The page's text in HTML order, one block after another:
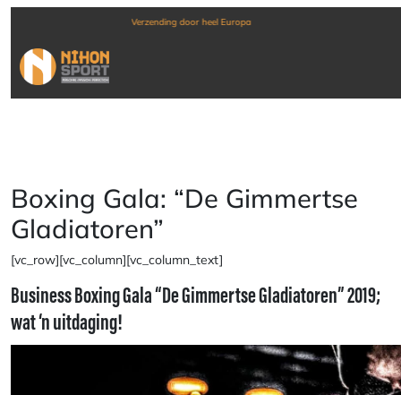
Verzending door heel Europa
Boxing Gala: “De Gimmertse
Gladiatoren”
[vc_row][vc_column][vc_column_text]
Business Boxing Gala “De Gimmertse Gladiatoren” 2019;
wat ‘n uitdaging!